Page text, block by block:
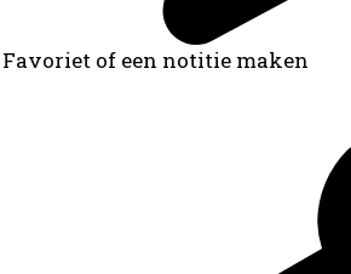
Favoriet of een notitie maken